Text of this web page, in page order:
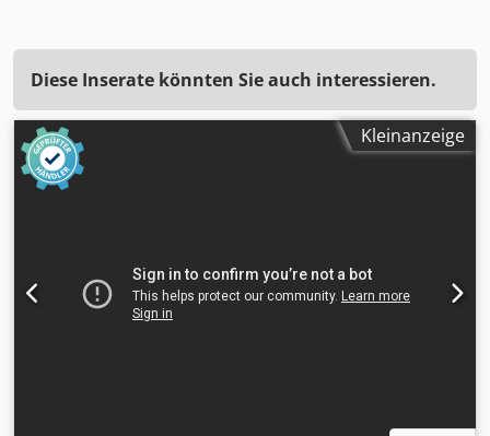
Diese Inserate könnten Sie auch interessieren.
Kleinanzeige